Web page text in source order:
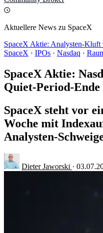
Aktuellere News zu SpaceX
SpaceX Aktie: Analysten-
SpaceX · IPOs · Nasdaq ·
SpaceX Aktie:
Quiet-Period-Ende
SpaceX steht vor
Woche mit
Analysten-
Dieter Jaworski ·